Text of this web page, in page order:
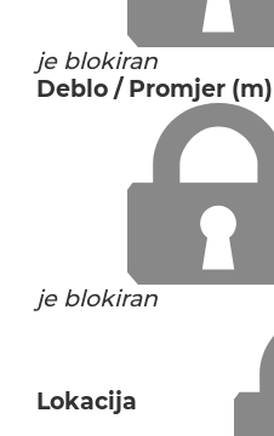
je blokiran
Deblo / Promjer (m)
je blokiran
Lokacija